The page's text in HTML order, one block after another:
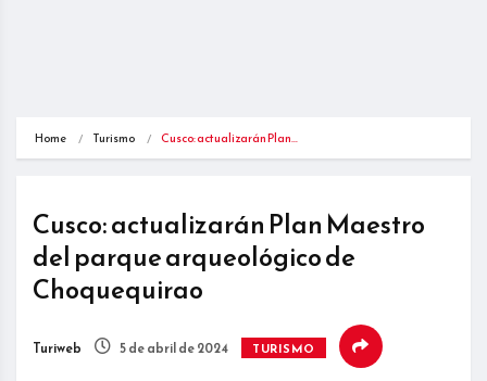
Home Turismo Cusco: actualizarán Plan…
Cusco: actualizarán Plan Maestro
del parque arqueológico de
Choquequirao
Turiweb 5 de abril de 2024 TURISMO